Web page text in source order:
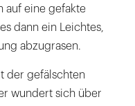
auf eine gefakte
dann ein Leichtes,
abzugrasen.
der gefälschten
wundert sich über